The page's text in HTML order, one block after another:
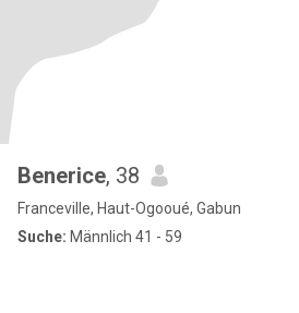
Benerice, 38
Franceville, Haut-Ogooué, Gabun
Suche: Männlich 41 - 59